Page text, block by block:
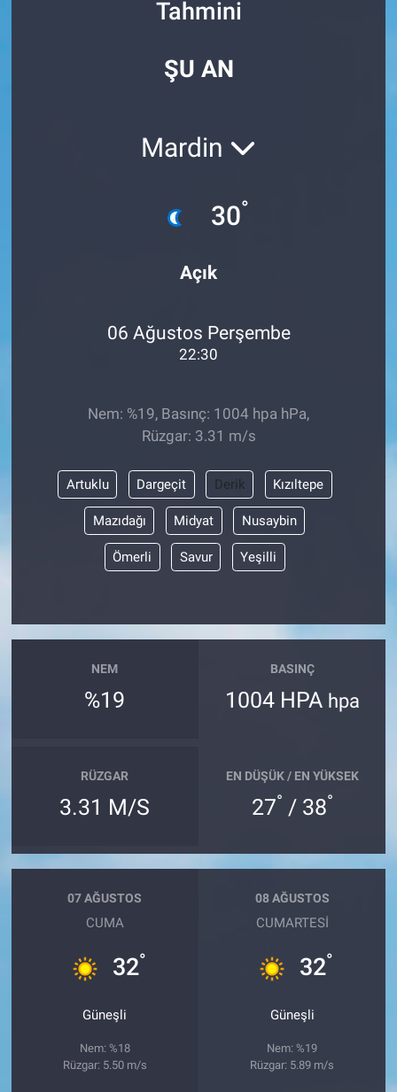
Tahmini
ŞU AN
Mardin
30°
Açık
06 Ağustos Perşembe
22:30
Nem: %19, Basınç: 1004 hpa hPa,
Rüzgar: 3.31 m/s
Artuklu Dargeçit Derik Kızıltepe
Mazıdağı Midyat Nusaybin
Ömerli Savur Yeşilli
NEM
%19
BASINÇ
1004 HPA hpa
RÜZGAR
3.31 M/S
EN DÜŞÜK / EN YÜKSEK
27° / 38°
07 AĞUSTOS
CUMA
32°
Güneşli
Nem: %18
Rüzgar: 5.50 m/s
08 AĞUSTOS
CUMARTESI
32°
Güneşli
Nem: %19
Rüzgar: 5.89 m/s